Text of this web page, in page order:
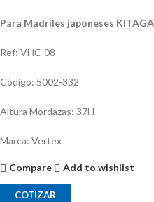
Para Madriles japoneses
Ref: VHC-08
Código: 5002-332
Altura Mordazas: 37H
Marca: Vertex
Compare Add to wishlist
COTIZAR